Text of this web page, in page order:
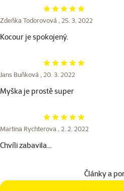
Hodnocení 100%
Zdeňka Todorovová , 25. 3. 2022
Kocour je spokojený.
Hodnocení 100%
Jans Buňková , 20. 3. 2022
Myška je prostě super
Hodnocení 100%
Martina Rychterova , 2. 2. 2022
Chvíli zabavila...
Články a